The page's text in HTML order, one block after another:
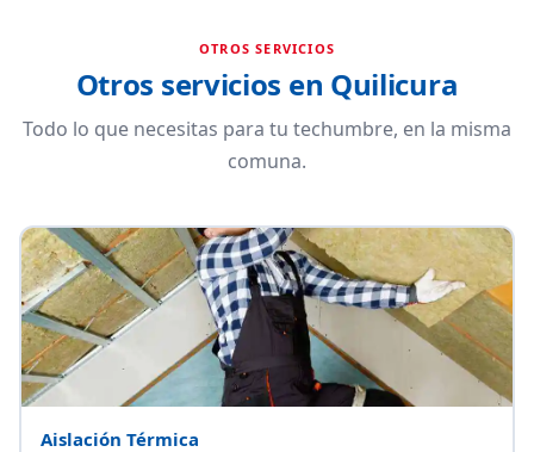
OTROS SERVICIOS
Otros servicios en Quilicura
Todo lo que necesitas para tu techumbre, en la misma
comuna.
Aislación Térmica